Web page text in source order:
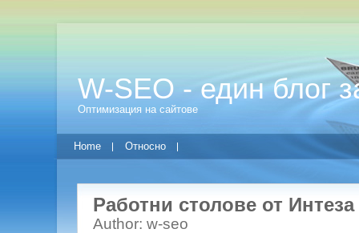
W-SEO - един блог
Оптимизация на сайтове
Home Относно
Работни столове от
Author: w-seo